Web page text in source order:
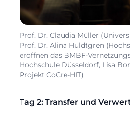
Prof. Dr. Claudia Müller
Prof. Dr. Alina Huldtgren
eröffnen das BMBF-
Hochschule Düsseldorf, Lisa
Projekt CoCre-HIT)
Tag 2: Transfer und